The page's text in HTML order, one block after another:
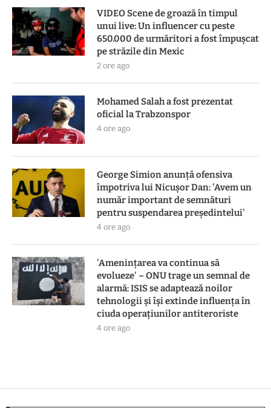
VIDEO Scene de groază în timpul
unui live: Un influencer cu peste
650.000 de urmăritori a fost împușcat
pe străzile din Mexic
2 ore ago
Mohamed Salah a fost prezentat
oficial la Trabzonspor
4 ore ago
George Simion anunță ofensiva
împotriva lui Nicușor Dan: 'Avem un
număr important de semnături
pentru suspendarea președintelui'
4 ore ago
'Amenințarea va continua să
evolueze' – ONU trage un semnal de
alarmă: ISIS se adaptează noilor
tehnologii și își extinde influența în
ciuda operațiunilor antiteroriste
4 ore ago